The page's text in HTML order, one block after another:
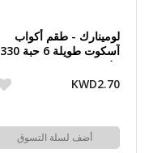
لومينارك - طقم أكواب
آسكوت طويلة 6 حبة 330
مل
KWD2.70
أضف لسلة التسوق